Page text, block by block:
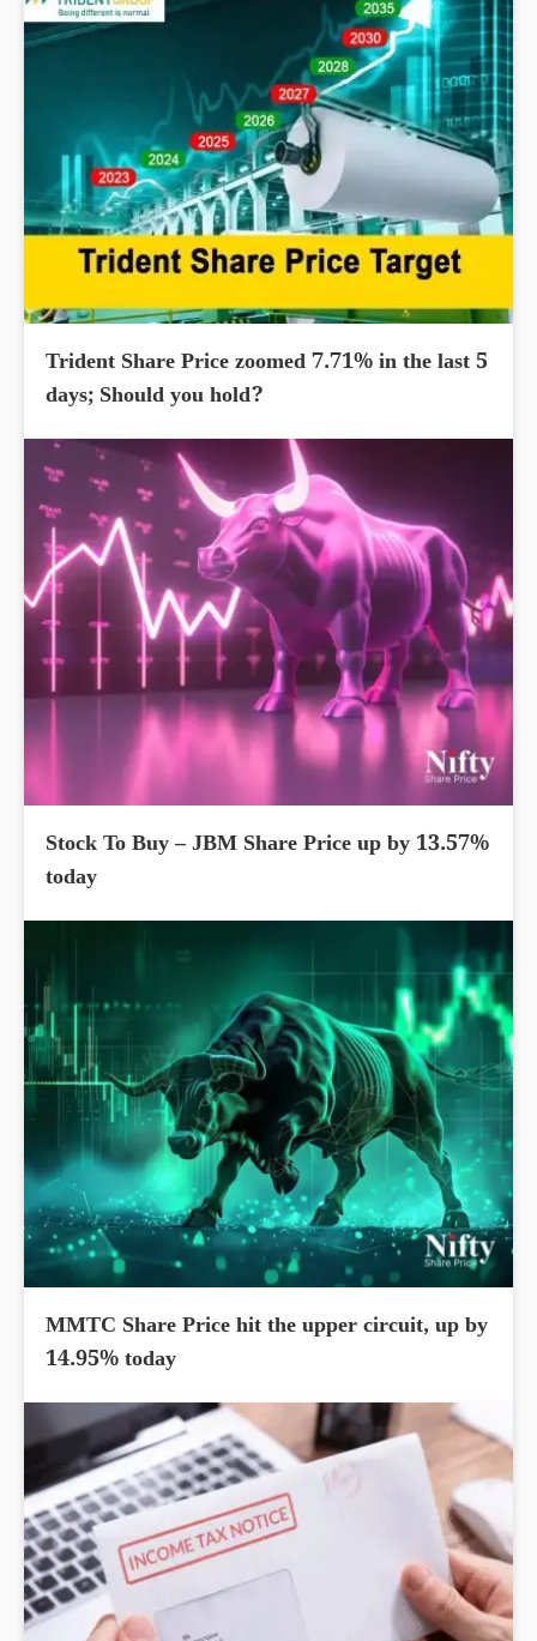
Trident Share Price zoomed 7.71% in the last 5
days; Should you hold?
Stock To Buy – JBM Share Price up by 13.57%
today
MMTC Share Price hit the upper circuit, up by
14.95% today